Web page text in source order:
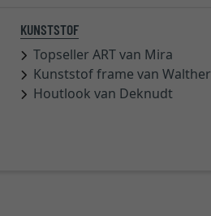
KUNSTSTOF
Topseller ART van Mira
Kunststof frame van Walther
Houtlook van Deknudt